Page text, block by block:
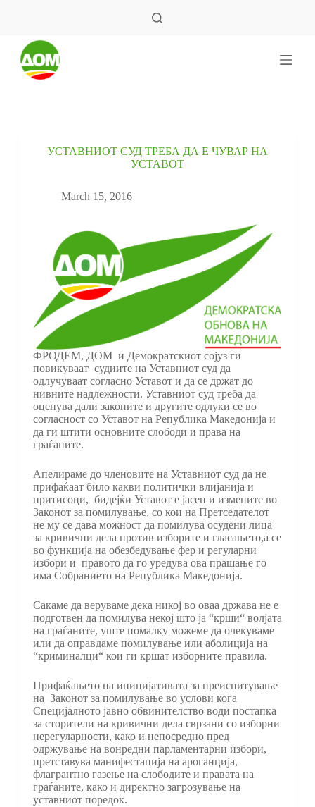
УСТАВНИОТ СУД ТРЕБА ДА Е ЧУВАР НА
УСТАВОТ
March 15, 2016
ФРОДЕМ, ДОМ и Демократскиот сојуз ги
повикуваат судиите на Уставниот суд да
одлучуваат согласно Уставот и да се држат до
нивните надлежности. Уставниот суд треба да
оценува дали законите и другите одлуки се во
согласност со Уставот на Република Македонија и
да ги штити основните слободи и права на
граѓаните.
Апелираме до членовите на Уставниот суд да не
прифаќаат било какви политички влијанија и
притисоци, бидејќи Уставот е јасен и измените во
Законот за помилување, со кои на Претседателот
не му се дава можност да помилува осудени лица
за кривични дела против изборите и гласањето,а се
во функција на обезбедување фер и регуларни
избори и правото да го уредува ова прашање го
има Собранието на Република Македонија.
Сакаме да веруваме дека никој во оваа држава не е
подготвен да помилува некој што ја “крши“ волјата
на граѓаните, уште помалку можеме да очекуваме
или да оправдаме помилување или аболиција на
“криминалци“ кои ги кршат изборните правила.
Прифаќањето на иницијативата за преиспитување
на Законот за помилување во услови кога
Специјалното јавно обвинителство води постапка
за сторители на кривични дела сврзани со изборни
нерегуларности, како и непосредно пред
одржување на вонредни парламентарни избори,
претставува манифестација на ароганција,
флагрантно газење на слободите и правата на
граѓаните, како и директно загрозување на
уставниот поредок.